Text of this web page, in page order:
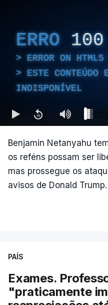
ERRO 100
ERROR ON
ESTE CONTEÚDO
INDISPONÍVEL
Benjamin Netanyahu
os reféns possam ser
mas prossegue os
avisos de Donald Trump.
PAÍS
Exames.
"praticamente